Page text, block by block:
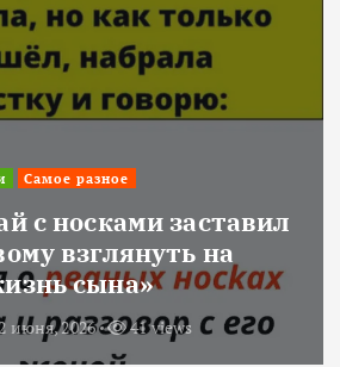
Самое разное
с носками заставил
взглянуть на
сына»
июня, 2026 41 views